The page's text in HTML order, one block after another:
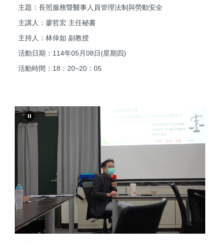
主題：長照服務暨醫事人員管理法制與勞動安全
主講人：廖哲宏 主任秘書
主持人：林倖如 副教授
活動日期：114年05月08日(星期四)
活動時間：18：20~20：05